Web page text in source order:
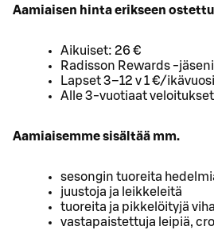
Aamiaisen hinta erikseen
Aikuiset: 26 €
Radisson Rewards -
Lapset 3–12 v 1 €/ikävuosi
Alle 3-vuotiaat
Aamiaisemme sisältää mm.
sesongin tuoreita
juustoja ja leikkeleitä
tuoreita ja pikkelöityjä
vastapaistettuja leipiä,